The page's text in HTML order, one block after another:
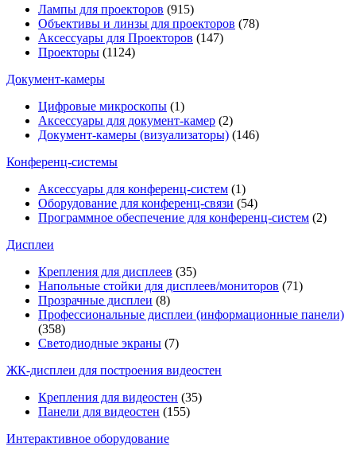
Лампы для проекторов (915)
Объективы и линзы для проекторов (78)
Аксессуары для Проекторов (147)
Проекторы (1124)
Документ-камеры
Цифровые микроскопы (1)
Аксессуары для документ-камер (2)
Документ-камеры (визуализаторы) (146)
Конференц-системы
Аксессуары для конференц-систем (1)
Оборудование для конференц-связи (54)
Программное обеспечение для конференц-систем (2)
Дисплеи
Крепления для дисплеев (35)
Напольные стойки для дисплеев/мониторов (71)
Прозрачные дисплеи (8)
Профессиональные дисплеи (информационные панели)
(358)
Светодиодные экраны (7)
ЖК-дисплеи для построения видеостен
Крепления для видеостен (35)
Панели для видеостен (155)
Интерактивное оборудование